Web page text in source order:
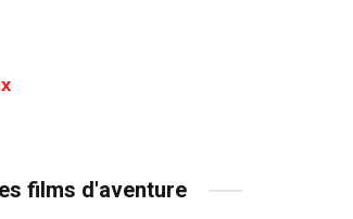
films d'aventure